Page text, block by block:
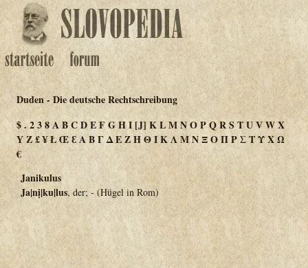
Duden - Die deutsche Rechtschreibung
$.238ABCDEFGHI[J] KLMNOPQRS TUVWX
YZ£¥ŁŒƐΑΒΓΔΕΖΗΘΙΚΛΜΝΞΟΠΡΣΤΥΧΩ
€
Janikulus
Ja|nị|ku|lus, der; - (Hügel in Rom)